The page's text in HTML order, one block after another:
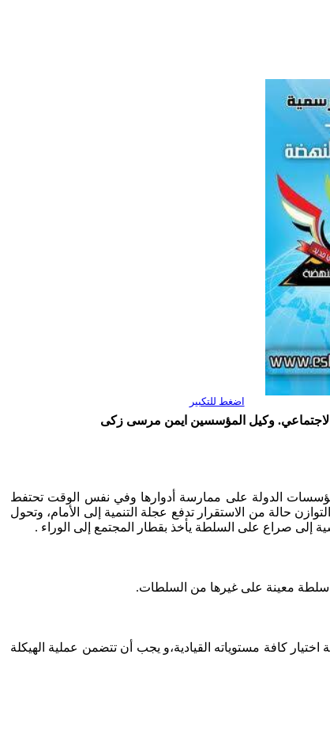
اضغط للتكبير
وكيل المؤسسين ايمن مرسى زكى
مؤسسات الدولة على ممارسة أدوارها وفي نفس الوقت تحتفط
حالة من الاستقرار تدفع عجلة التنمية إلى الأمام، وتحول
إلى صراع على السلطة يأخذ بقطار المجتمع إلى الوراء .
سلطة معينة على غيرها من السلطات.
كافة مستوياته القيادية،و يجب أن تتضمن عملية الهيكلة